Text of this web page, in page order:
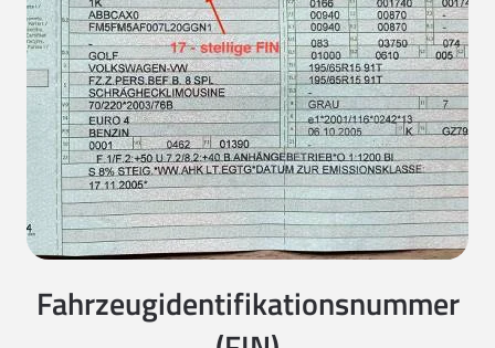
Fahrzeugidentifikationsnummer